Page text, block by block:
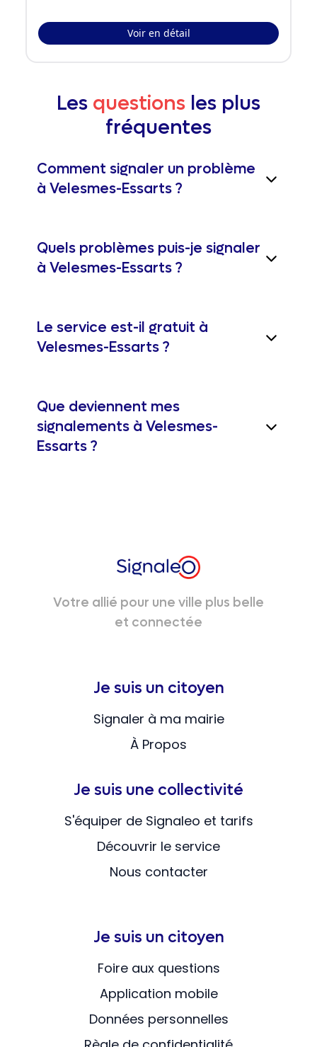
Voir en détail
Les questions les plus
fréquentes
Comment signaler un problème
à Velesmes-Essarts ?
Quels problèmes puis-je signaler
à Velesmes-Essarts ?
Le service est-il gratuit à
Velesmes-Essarts ?
Que deviennent mes
signalements à Velesmes-
Essarts ?
Votre allié pour une ville plus belle
et connectée
Je suis un citoyen
Signaler à ma mairie
À Propos
Je suis une collectivité
S'équiper de Signaleo et tarifs
Découvrir le service
Nous contacter
Je suis un citoyen
Foire aux questions
Application mobile
Données personnelles